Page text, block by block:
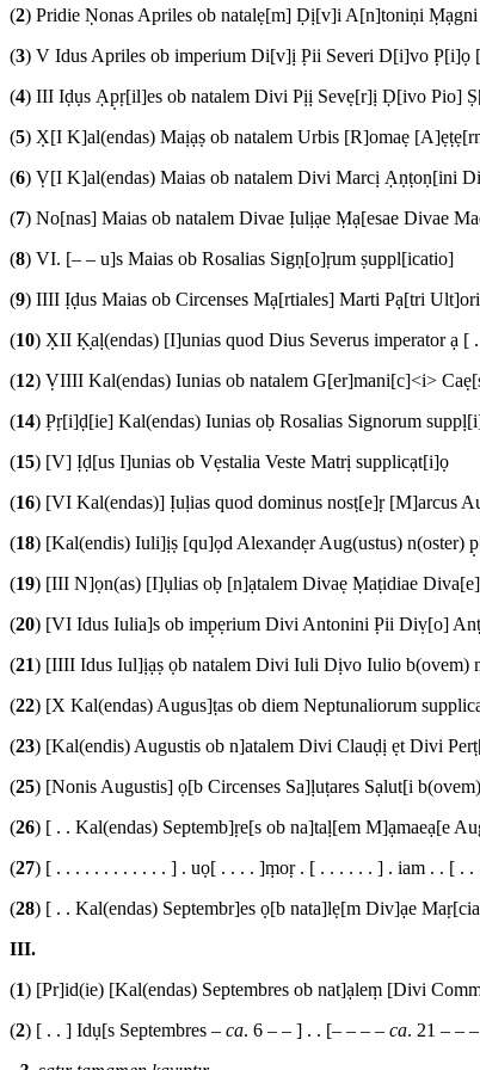
(2) Pridie Ṇonas Apriles ob natalẹ[m] Ḍị[v]i A[n]toniṇi
(3) V Idus Apriles ob imperium Di[v]ị P̣ii Severi D[i]vo P̣[i]ọ
(4) III Iḍụs Ạp̣ṛ[il]es ob natalem Divi Pịị Sevẹ[r]ị Ḍ[ivo Pio]
(5) X̣[I K]al(endas) Maịạṣ ob natalem Urbis [R]omaẹ
(6) Ṿ[I K]al(endas) Maias ob natalem Divi Marcị Ạṇṭoṇ[ini
(7) No[nas] Maias ob natalem Divae Ịulịạe Ṃạ[esae Divae
(8) VI. [– – u]s Maias ob Rosalias Sigṇ[o]ṛum ṣuppl[icatio]
(9) IIII Ịḍus Maias ob Circenses Mạ[rtiales] Marti Pạ[tri
(10) X̣II Ḳ̣aḷ(endas) [I]unias quod Dius Severus imperator ạ
(12) ṾIIII Kal(endas) Iunias ob natalem G[er]mani[c]<i>
(14) P̣ṛ[i]ḍ[ie] Kal(endas) Iunias oḅ Rosalias Signorum
(15) [V] Ịḍ[us I]unias ob Vẹstalia Veste Matrị supplicạt[i]ọ
(16) [VI Kal(endas)] Ịuḷias quod dominus nosṭ[e]ṛ [M]arcus
(18) [Kal(endis) Iuli]ịṣ [qu]ọd Alexandẹr Aug(ustus) n(oster)
(19) [III N]ọn(as) [I]ụlias oḅ [n]ạtalem Divaẹ Ṃaṭidiae
(20) [VI Idus Iulia]s ob imp̣ẹrium Divi Antonini P̣ii Diṿ[o]
(21) [IIII Idus Iul]ịạṣ ọb natalem Divi Iuli Dịvo Iulio b(ovem)
(22) [X Kal(endas) Augus]ṭas ob diem Neptunaliorum
(23) [Kal(endis) Augustis ob n]atalem Divi Clauḍị ẹt Divi
(25) [Nonis Augustis] ọ[b Circenses Sa]ḷuṭares Sạlut[i
(26) [ . . Kal(endas) Septemb]ṛe[s ob na]taḷ[em M]ạmaeạ[e
(27) [ . . . . . . . . . . . . ] . uọ[ . . . . ]ṃoṛ . [ . . . . . . ] . iam . . [ .
(28) [ . . Kal(endas) Septembr]es ọ[b nata]lẹ[m Div]ạe
III.
(1) [Pr]id(ie) [Kal(endas) Septembres ob nat]ạleṃ [Divi
(2) [ . . ] Idụ[s Septembres – ca. 6 – – ] . . [– – – – ca. 21 – –